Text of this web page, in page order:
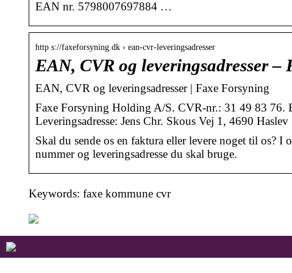
EAN nr. 5798007697884 …
http s://faxeforsyning.dk › ean-cvr-leveringsadresser
EAN, CVR og leveringsadresser –
EAN, CVR og leveringsadresser | Faxe Forsyning
Faxe Forsyning Holding A/S. CVR-nr.: 31 49 83
Leveringsadresse: Jens Chr. Skous Vej 1, 4690
Skal du sende os en faktura eller levere noget til os?
nummer og leveringsadresse du skal bruge.
Keywords: faxe kommune cvr